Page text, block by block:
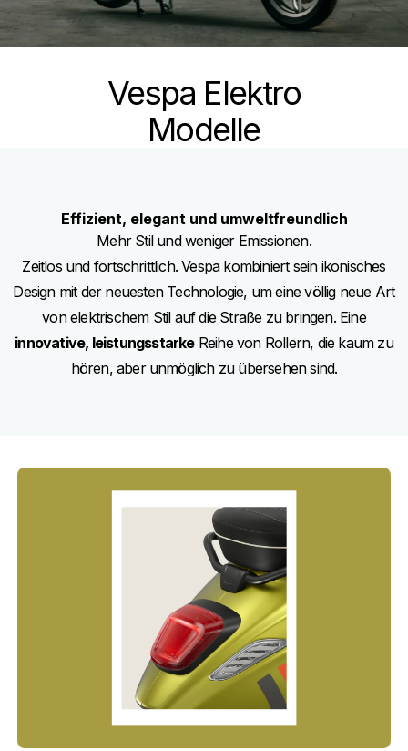
Vespa Elektro
Modelle
Effizient, elegant und umweltfreundlich
Mehr Stil und weniger Emissionen.
Zeitlos und fortschrittlich. Vespa kombiniert sein ikonisches
Design mit der neuesten Technologie, um eine völlig neue Art
von elektrischem Stil auf die Straße zu bringen. Eine
innovative, leistungsstarkeReihe von Rollern, die kaum zu
hören, aber unmöglich zu übersehen sind.